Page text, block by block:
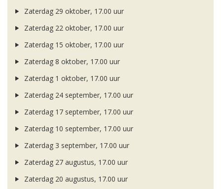
Zaterdag 29 oktober, 17.00 uur
Zaterdag 22 oktober, 17.00 uur
Zaterdag 15 oktober, 17.00 uur
Zaterdag 8 oktober, 17.00 uur
Zaterdag 1 oktober, 17.00 uur
Zaterdag 24 september, 17.00 uur
Zaterdag 17 september, 17.00 uur
Zaterdag 10 september, 17.00 uur
Zaterdag 3 september, 17.00 uur
Zaterdag 27 augustus, 17.00 uur
Zaterdag 20 augustus, 17.00 uur